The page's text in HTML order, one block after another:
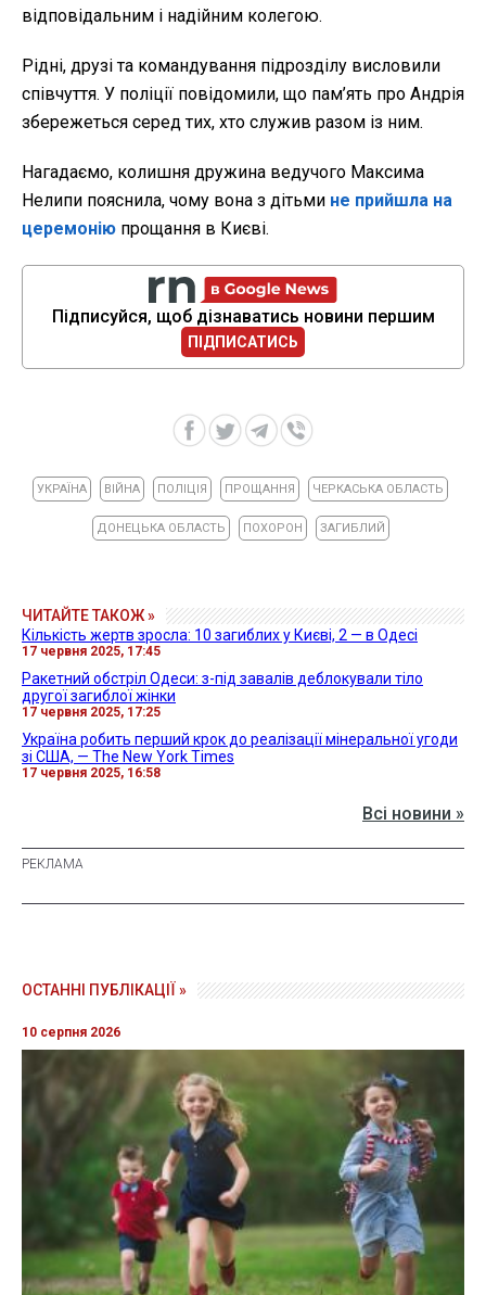
відповідальним і надійним колегою.
Рідні, друзі та командування підрозділу висловили
співчуття. У поліції повідомили, що пам’ять про Андрія
збережеться серед тих, хто служив разом із ним.
Нагадаємо, колишня дружина ведучого Максима
Нелипи пояснила, чому вона з дітьми не прийшла на
церемонію прощання в Києві.
Підписуйся, щоб дізнаватись новини першим
ПІДПИСАТИСЬ
УКРАЇНА ВІЙНА ПОЛІЦІЯ ПРОЩАННЯ ЧЕРКАСЬКА ОБЛАСТЬ
ДОНЕЦЬКА ОБЛАСТЬ ПОХОРОН ЗАГИБЛИЙ
ЧИТАЙТЕ ТАКОЖ »
Кількість жертв зросла: 10 загиблих у Києві, 2 — в Одесі
17 червня 2025, 17:45
Ракетний обстріл Одеси: з-під завалів деблокували тіло
другої загиблої жінки
17 червня 2025, 17:25
Україна робить перший крок до реалізації мінеральної угоди
зі США, — The New York Times
17 червня 2025, 16:58
Всі новини »
ОСТАННІ ПУБЛІКАЦІЇ »
10 серпня 2026